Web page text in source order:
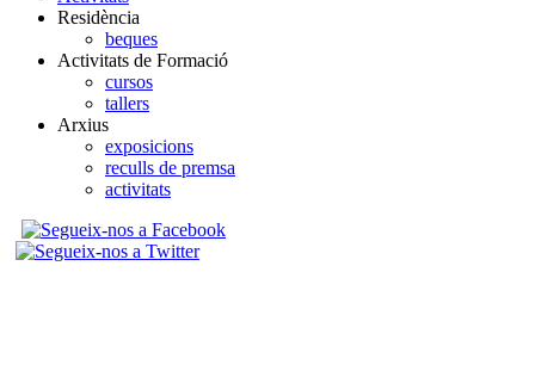
Residència
beques
Activitats de Formació
cursos
tallers
Arxius
exposicions
reculls de premsa
activitats